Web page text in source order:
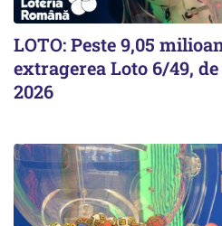
LOTO: Peste 9,05
extragerea Loto 6/49,
2026